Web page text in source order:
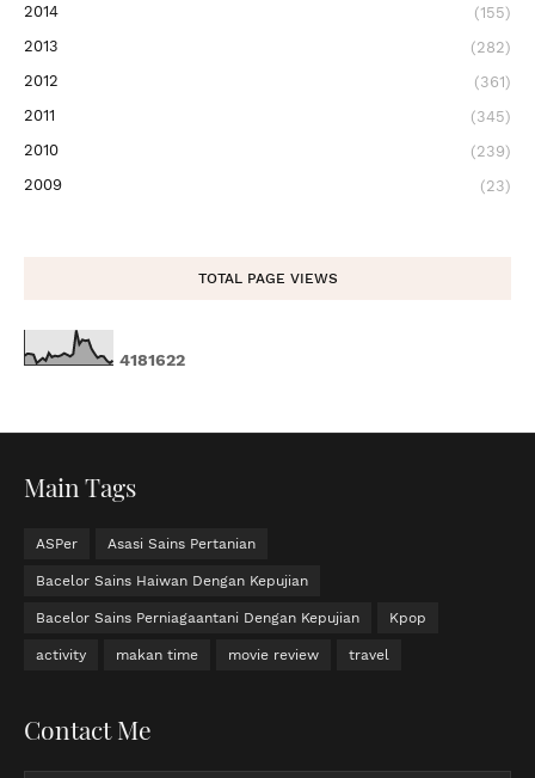
2014
(155)
2013
(282)
2012
(361)
2011
(345)
2010
(239)
2009
(23)
TOTAL PAGE VIEWS
4181622
Main Tags
ASPer Asasi Sains Pertanian
Bacelor Sains Haiwan Dengan Kepujian
Bacelor Sains Perniagaantani Dengan Kepujian Kpop
activity makan time movie review travel
Contact Me